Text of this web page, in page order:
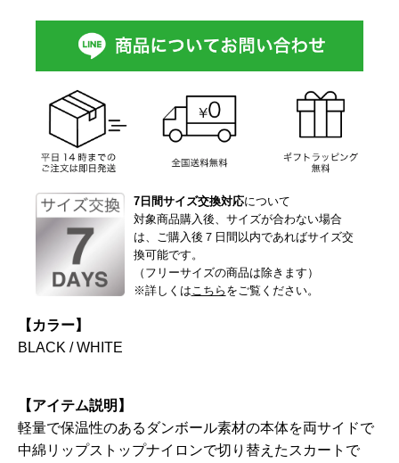
7日間サイズ交換対応について
対象商品購入後、サイズが合わない場合
は、ご購入後７日間以内であればサイズ交
換可能です。
（フリーサイズの商品は除きます）
※詳しくは こちら をご覧ください。
【カラー】
BLACK / WHITE
【アイテム説明】
軽量で保温性のあるダンボール素材の本体を両サイドで
中綿リップストップナイロンで切り替えたスカートで